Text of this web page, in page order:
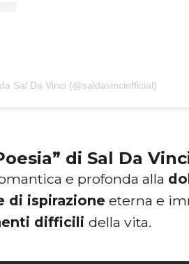
Sal Da Vinci (@saldavinciofficial)
di Sal Da
e profonda alla
di ispirazione eterna e
difficilidella vita.